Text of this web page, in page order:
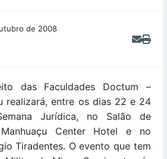
de 2008
das Faculdades Doctum –
realizará, entre os dias 22 e 24
Jurídica, no Salão de
Center Hotel e no
Tiradentes. O evento que tem